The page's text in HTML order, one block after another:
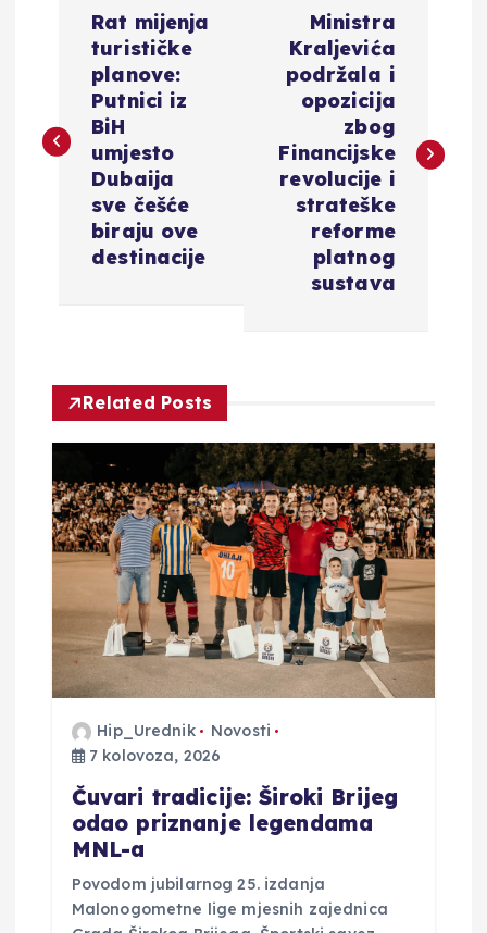
i
a
o
a
Rat mijenja
turističke
planove:
Putnici iz
BiH
umjesto
Dubaija
sve češće
biraju ove
destinacije
Ministra
Kraljevića
podržala i
opozicija
zbog
Financijske
revolucije i
strateške
reforme
platnog
sustava
Related Posts
Hip_Urednik
Novosti
7 kolovoza, 2026
Čuvari tradicije: Široki Brijeg
odao priznanje legendama
MNL-a
Povodom jubilarnog 25. izdanja
Malonogometne lige mjesnih zajednica